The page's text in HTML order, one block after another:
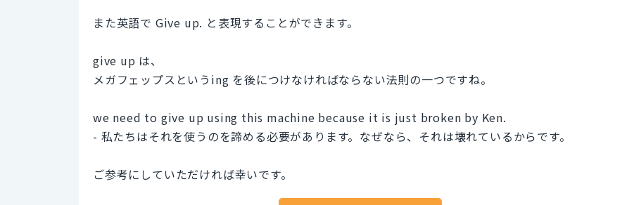
また英語で Give up. と表現することができます。
give up は、
メガフェップスというing を後につけなければならない法則の一つですね。
we need to give up using this machine because it is just broken by Ken.
- 私たちはそれを使うのを諦める必要があります。なぜなら、それは壊れているからです。
ご参考にしていただければ幸いです。